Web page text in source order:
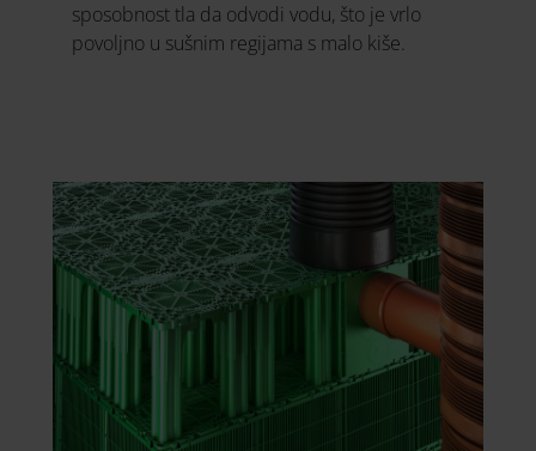
sposobnost tla da odvodi vodu, što je vrlo
povoljno u sušnim regijama s malo kiše.